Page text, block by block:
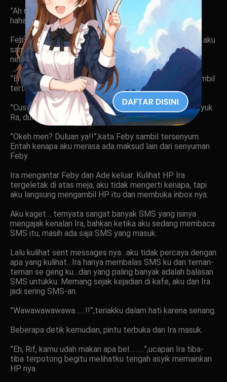
”Ah nggak kok…nggak papa…gausah dipikir…
hahahahaha”,jawabku.
Feby melirik jam tangannya, kemudian berkata, “Eh..eh…aku
sama Ade pergi dulu yah? Uda di tungguin gebetan
neh..hehehe…malem minggu cuy…hahaha”.
”Ehem…tau lah…tau…yang masih jomblo….”,sahut Ira sambil
tertawa
”Cus yah men! Rif, nyetir yang bener dong! Hahahaha…yuk
Ra, duluan yah!”,ujar Ade sambil mengambil helmnya.
”Okeh men? Duluan ya!!”,kata Feby sambil tersenyum.
Entah kenapa aku merasa ada maksud lain dari senyuman
Feby.
Ira mengantar Feby dan Ade keluar. Kulihat HP Ira
tergeletak di atas meja, aku tidak mengerti kenapa, tapi
aku langsung mengambil HP itu dan membuka inbox nya.
Aku kaget… ternyata sangat banyak SMS yang isinya
mengajak kenalan Ira, bahkan ketika aku sedang membaca
SMS itu, masih ada saja SMS yang masuk.
Lalu kulihat sent messages nya…aku tidak percaya dengan
apa yang kulihat…Ira hanya membalas SMS ku dan teman-
teman se geng ku…dan yang paling banyak adalah balasan
SMS untukku. Memang sejak kejadian di kafe, aku dan Ira
jadi sering SMS-an.
”Wawawawawawa……!!”,teriakku dalam hati karena senang.
Beberapa detik kemudian, pintu terbuka dan Ira masuk.
”Eh, Rif, kamu udah makan apa bel………”,ucapan Ira tiba-
tiba terpotong begitu melihatku tengah asyik memainkan
HP nya.